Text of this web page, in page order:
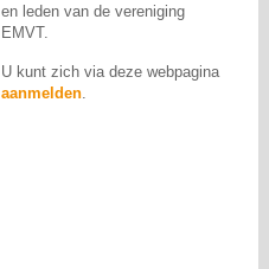
en leden van de vereniging
EMVT.
U kunt zich via deze webpagina
aanmelden.